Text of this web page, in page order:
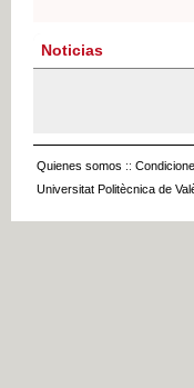
Noticias
Quienes somos ::
Universitat Politècnica de